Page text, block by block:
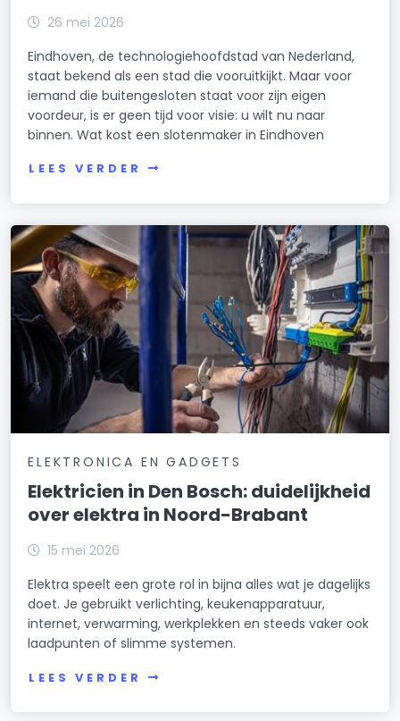
26 mei 2026
Eindhoven, de technologiehoofdstad van Nederland,
staat bekend als een stad die vooruitkijkt. Maar voor
iemand die buitengesloten staat voor zijn eigen
voordeur, is er geen tijd voor visie: u wilt nu naar
binnen. Wat kost een slotenmaker in Eindhoven
LEES VERDER
ELEKTRONICA EN GADGETS
Elektricien in Den Bosch: duidelijkheid
over elektra in Noord-Brabant
15 mei 2026
Elektra speelt een grote rol in bijna alles wat je dagelijks
doet. Je gebruikt verlichting, keukenapparatuur,
internet, verwarming, werkplekken en steeds vaker ook
laadpunten of slimme systemen.
LEES VERDER